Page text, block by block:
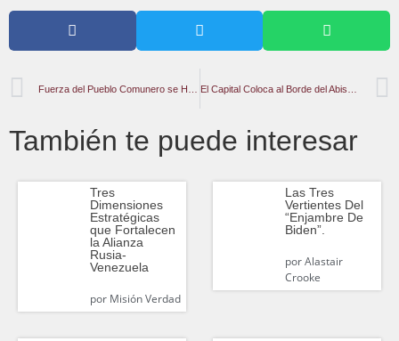
También te puede interesar
Tres
Dimensiones
Estratégicas
que Fortalecen
la Alianza
Rusia-
Venezuela
porMisión Verdad
Las Tres
Vertientes Del
“Enjambre De
Biden”.
porAlastair
Crooke